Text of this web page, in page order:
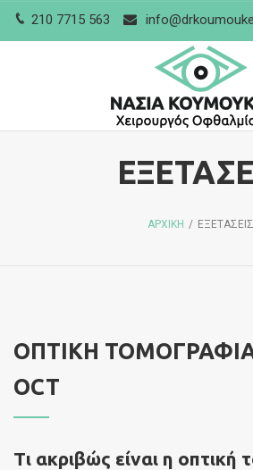
210 7715 563
ΑΡΧΙΚΗ / ΕΞΕΤΑΣΕΙΣ
ΟΠΤΙΚΗ
OCT
Τι ακριβώς είναι η οπτική